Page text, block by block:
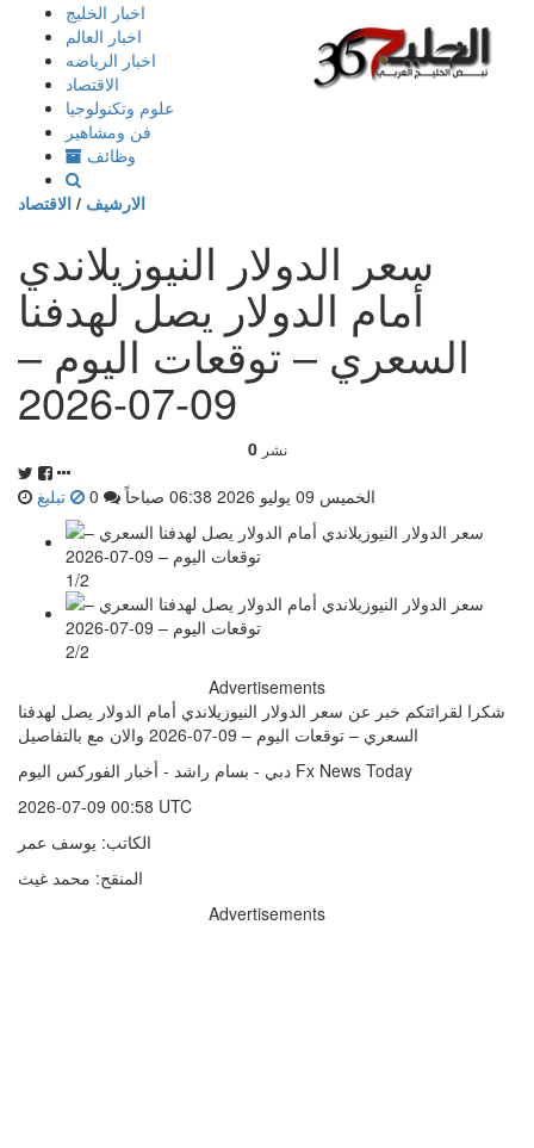
إذهب
المحتوى
اخبار الخليج
اخبار العالم
اخبار الرياضه
الاقتصاد
علوم وتكنولوجيا
فن ومشاهير
وظائف
الارشيف / الاقتصاد
سعر الدولار النيوزيلاندي
أمام الدولار يصل لهدفنا
السعري – توقعات اليوم –
09-07-2026
0 نشر
الخميس 09 يوليو 2026 06:38 صباحاً تبليغ
1/2
2/2
Advertisements
شكرا لقرائتكم خبر عن سعر الدولار النيوزيلاندي أمام الدولار يصل لهدفنا
السعري – توقعات اليوم – 09-07-2026 والان مع بالتفاصيل
دبي - بسام راشد - أخبار الفوركس اليوم Fx News Today
2026-07-09 00:58 UTC
الكاتب: يوسف عمر
المنقح: محمد غيث
Advertisements